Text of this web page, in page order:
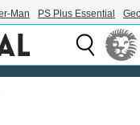
Man PS Plus Essential